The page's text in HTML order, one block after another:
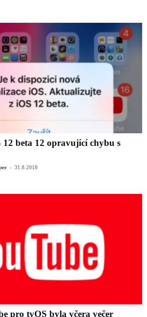
beta 12 opravující chybu s
- 31.8.2018
pro tvOS byla včera večer